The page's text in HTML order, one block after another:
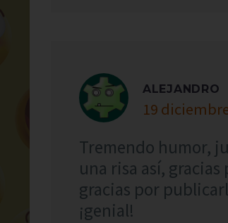
ALEJANDRO
19
Tremendo humor,
una risa así,
gracias por
¡genial!